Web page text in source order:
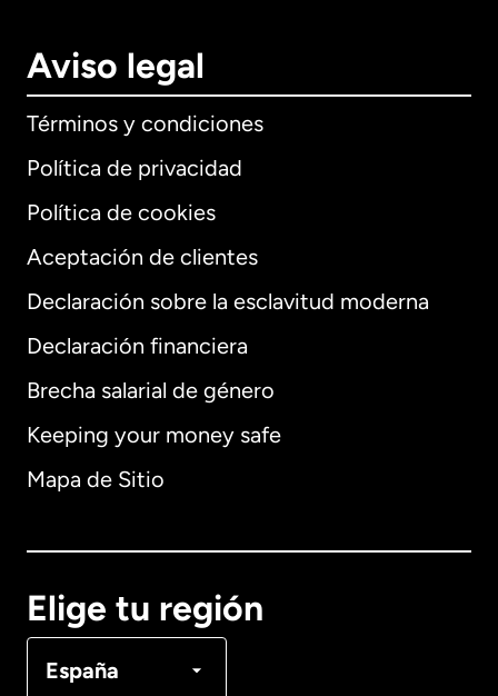
Aviso legal
Términos y condiciones
Política de privacidad
Política de cookies
Aceptación de clientes
Declaración sobre la esclavitud moderna
Declaración financiera
Brecha salarial de género
Keeping your money safe
Mapa de Sitio
Elige tu región
España
Internacional English
Alemania
Français